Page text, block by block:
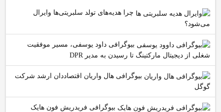
چرا هدیه‌های تولد سلبریتی‌ها وایرال
می‌شود؟
بیوگرافی داود یوسفی، مسیر موفقیت
شغلی از دیجیتال مارکتینگ تا رسیدن به مدیر DPR
بیوگرافی هال واریان اقتصاددان ارشد شرکت
گوگل
بیوگرافی فریدریش فون هایک